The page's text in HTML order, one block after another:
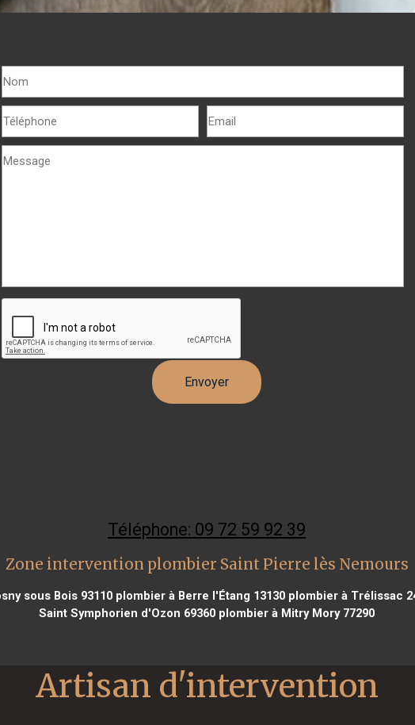
Téléphone: 09 72 59 92 39
Zone intervention plombier Saint Pierre lès Nemours
sous Bois 93110plombier à Berre l'Étang 13130plombier à Trélissac
Saint Symphorien d'Ozon 69360 plombier à Mitry Mory 77290
Artisan d'intervention